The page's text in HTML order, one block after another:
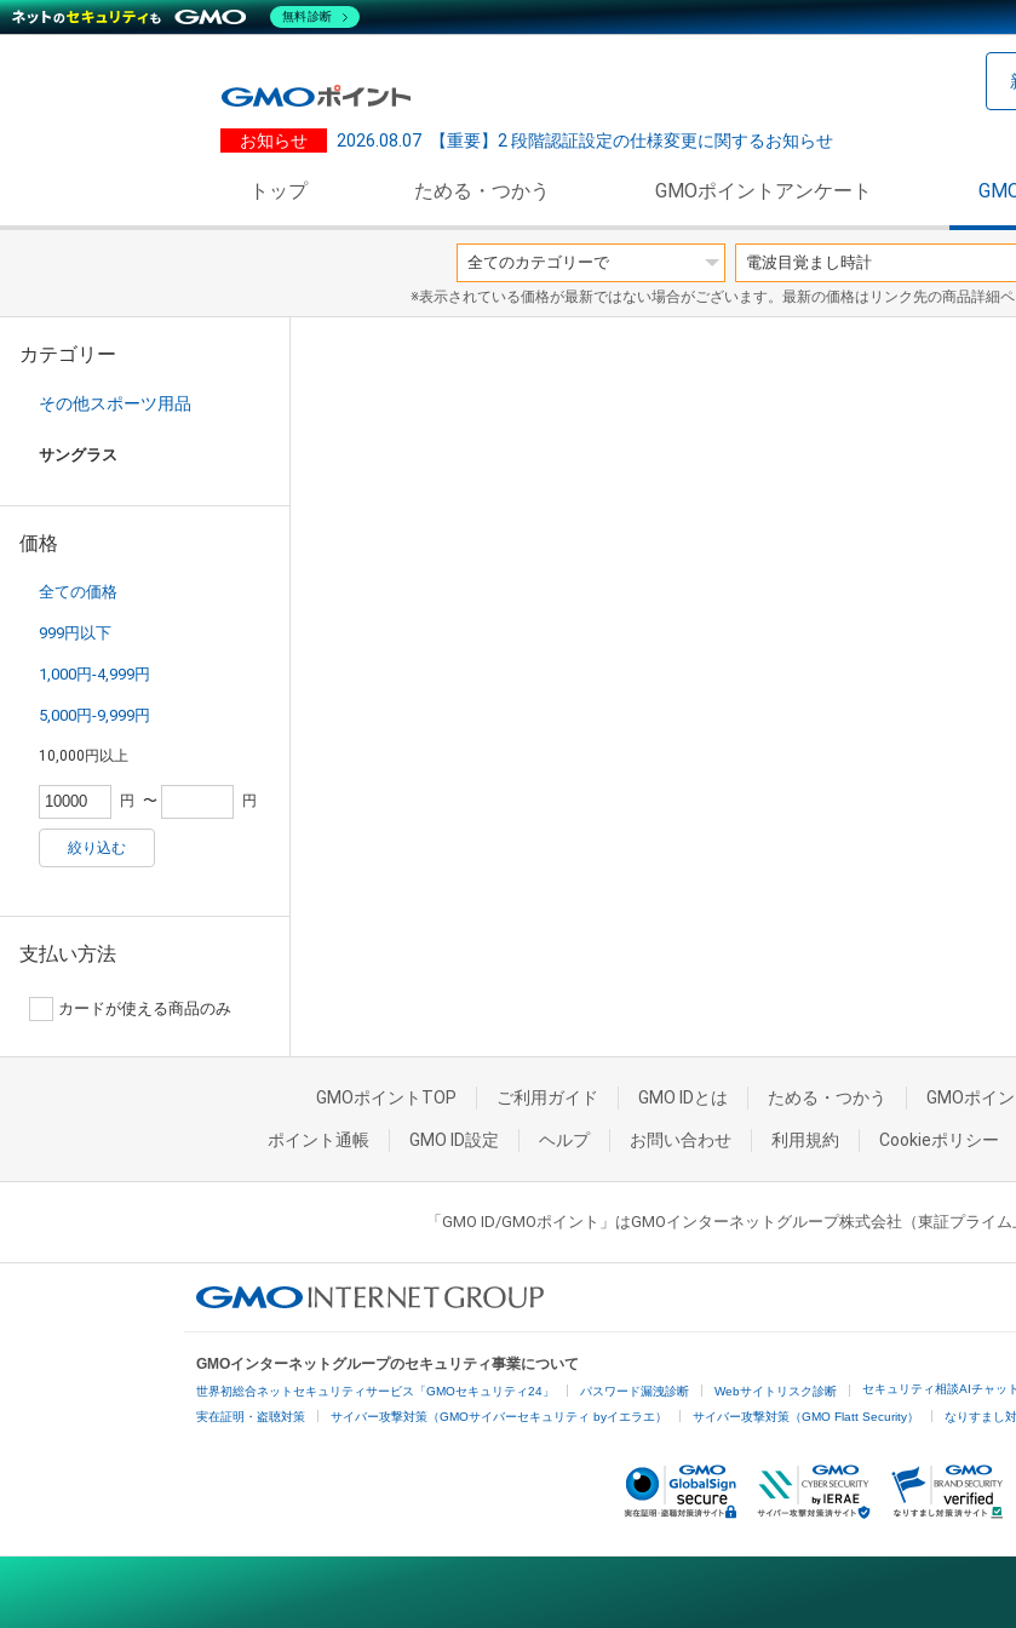
お知らせ 2026.08.07 【重要】2 段階認証設定の仕様変更に関するお知らせ
トップ ためる・つかう GMOポイントアンケート
※表示されている価格が最新ではない場合がございます。最新の価格はリンク先の商品詳細ペ
カテゴリー
その他スポーツ用品
サングラス
価格
全ての価格
999円以下
1,000円-4,999円
5,000円-9,999円
10,000円以上
円 〜 円
絞り込む
支払い方法
カードが使える商品のみ
GMOポイントTOP ご利用ガイド GMO IDとは ためる・つかう GMOポイ
ポイント通帳 GMO ID設定 ヘルプ お問い合わせ 利用規約 Cookieポリシー
「GMO ID/GMOポイント」はGMOインターネットグループ株式会社（東証プライ
GMOインターネットグループのセキュリティ事業について
世界初総合ネットセキュリティサービス「GMOセキュリティ24」 パスワード漏洩診断 Webサイトリスク診断 セキュリティ相談AIチャッ
実在証明・盗聴対策 サイバー攻撃対策（GMOサイバーセキュリティ byイエラエ） サイバー攻撃対策（GMO Flatt Security） なりすまし
無料診断